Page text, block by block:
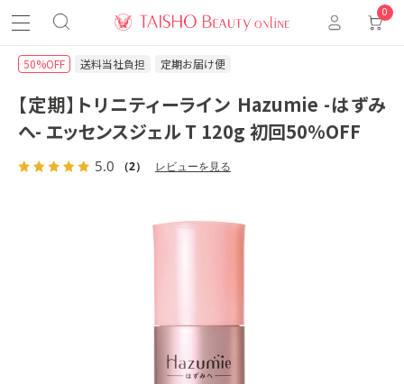
0
50%OFF 送料当社負担 定期お届け便
【定期】トリニティーライン Hazumie -はずみ
へ- エッセンスジェル T 120g 初回50%OFF
5.0 （2） レビューを見る